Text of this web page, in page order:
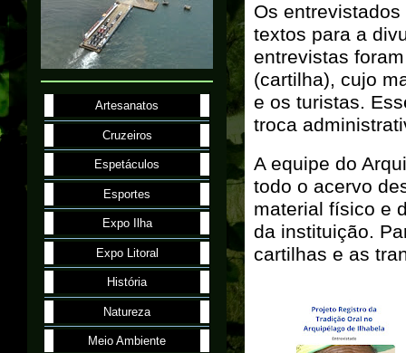
Os
textos para a
entrevistas
(cartilha), cujo
e os turistas.
troca
A equipe do
todo o acervo
material físico e
da instituição.
cartilhas e as
Artesanatos
Cruzeiros
Espetáculos
Esportes
Expo Ilha
Expo Litoral
História
Natureza
Meio Ambiente